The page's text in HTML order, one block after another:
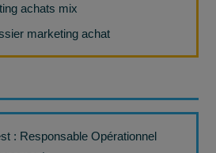
achats mix
marketing achat
: Responsable Opérationnel